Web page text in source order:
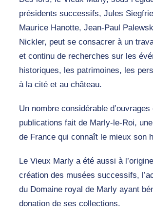
présidents successifs, Jules
Maurice Hanotte, Jean-Paul
Nickler, peut se consacrer à un
et continu de recherches sur les
historiques, les patrimoines, les
à la cité et au château.
Un nombre considérable d’ouvrages
publications fait de Marly-le-Roi,
de France qui connaît le mieux son
Le Vieux Marly a été aussi à
création des musées successifs,
du Domaine royal de Marly ayant
donation de ses collections.